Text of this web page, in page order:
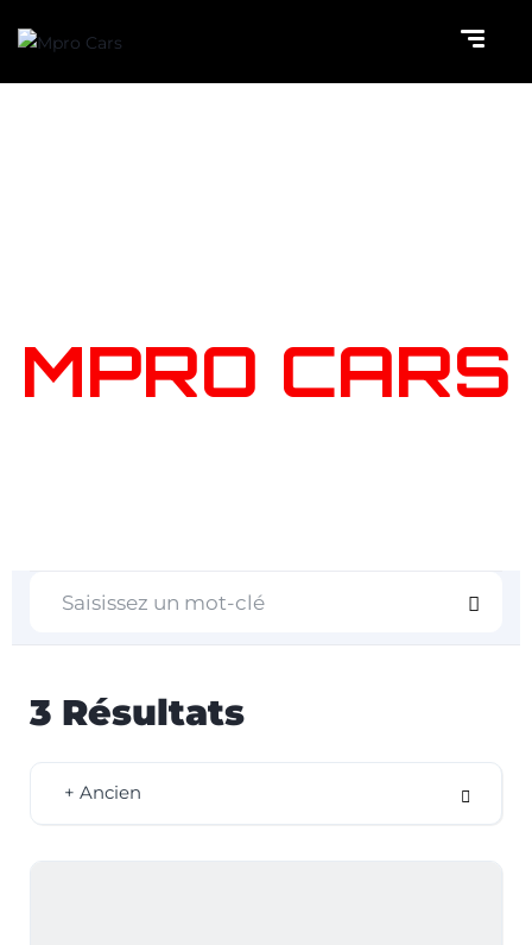
MPRO CARS
3 Résultats
+ Ancien